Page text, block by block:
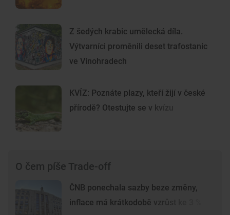
Z šedých krabic umělecká díla.
Výtvarníci proměnili deset trafostanic
ve Vinohradech
KVÍZ: Poznáte plazy, kteří žijí v české
přírodě? Otestujte se v kvízu
O čem píše Trade-off
ČNB ponechala sazby beze změny,
inflace má krátkodobě vzrůst ke 3 %